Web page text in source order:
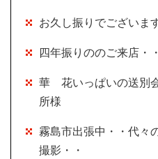
お久し振りでございま
四年振りののご来店・
華 花いっぱいの送別
所様
霧島市出張中・・代々
撮影・・